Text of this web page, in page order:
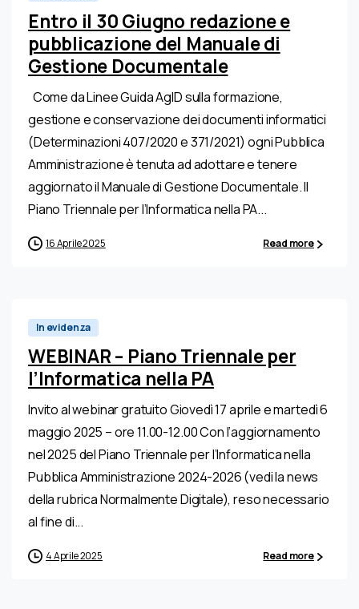
Entro il 30 Giugno redazione e
pubblicazione del Manuale di
Gestione Documentale
Come da Linee Guida AgID sulla formazione,
gestione e conservazione dei documenti informatici
(Determinazioni 407/2020 e 371/2021) ogni Pubblica
Amministrazione è tenuta ad adottare e tenere
aggiornato il Manuale di Gestione Documentale. Il
Piano Triennale per l’Informatica nella PA...
16 Aprile 2025 Read more
In evidenza
WEBINAR – Piano Triennale per
l’Informatica nella PA
Invito al webinar gratuito Giovedì 17 aprile e martedì 6
maggio 2025 – ore 11.00-12.00 Con l’aggiornamento
nel 2025 del Piano Triennale per l’Informatica nella
Pubblica Amministrazione 2024-2026 (vedi la news
della rubrica Normalmente Digitale), reso necessario
al fine di...
4 Aprile 2025 Read more